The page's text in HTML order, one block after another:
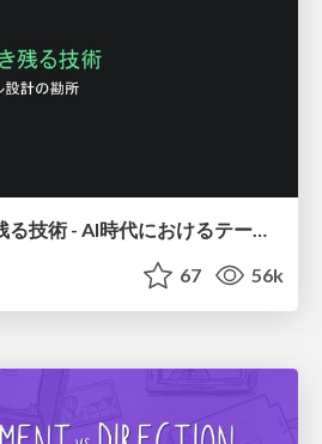
DBのスキルで生き残る技術 - AI時代におけるテーブル設計の勘所
67 56k